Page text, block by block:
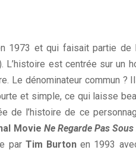
1973 et qui faisait partie de
L’histoire est centrée sur un
Le dénominateur commun ?
et simple, ce qui laisse
de l’histoire de ce
Movie Ne Regarde Pas
par Tim Burton en 1993